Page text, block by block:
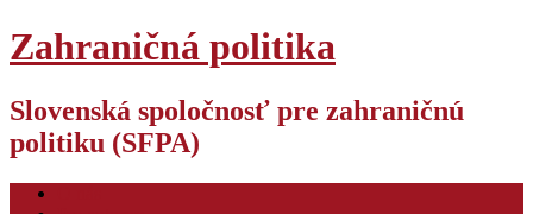
Zahraničná politika
Slovenská spoločnosť pre zahraničnú
politiku (SFPA)